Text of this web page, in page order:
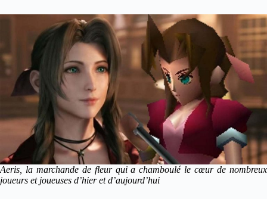
Aeris, la marchande de fleur qui a chamboulé le cœur de nombreux
joueurs et joueuses d’hier et d’aujourd’hui